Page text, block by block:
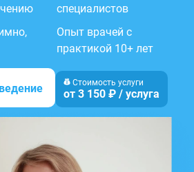
специалистов
Опыт врачей с
практикой 10+ лет
Стоимость услуги
от 3 150 ₽ / услуга